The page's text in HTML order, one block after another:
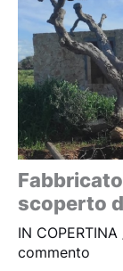
scoperto
IN COPERTINA
commento